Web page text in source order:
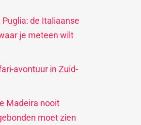
de Italiaanse
je meteen wilt
avontuur in Zuid-
Madeira nooit
moet zien